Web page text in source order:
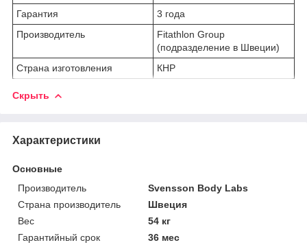
Гарантия
3 года
Производитель
Fitathlon Group
(подразделение в Швеции)
Страна изготовления
КНР
Скрыть
Характеристики
Основные
Производитель
Svensson Body Labs
Страна производитель
Швеция
Вес
54 кг
Гарантийный срок
36 мес